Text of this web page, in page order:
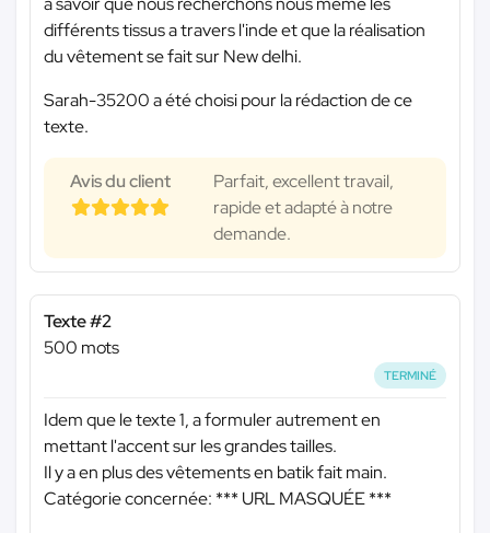
différents tissus a travers l'inde et que la réalisation
du vêtement se fait sur New delhi.
Sarah-35200 a été choisi pour la rédaction de ce
texte.
Avis du client
Parfait, excellent travail,
rapide et adapté à notre
demande.
Texte #2
500 mots
TERMINÉ
Idem que le texte 1, a formuler autrement en
mettant l'accent sur les grandes tailles.
Il y a en plus des vêtements en batik fait main.
Catégorie concernée: *** URL MASQUÉE ***